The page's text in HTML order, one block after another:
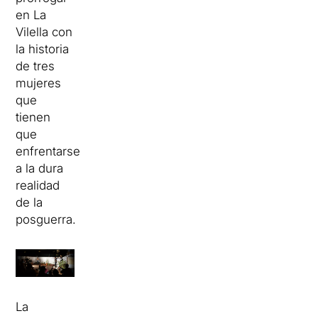
en La
Vilella con
la historia
de tres
mujeres
que
tienen
que
enfrentarse
a la dura
realidad
de la
posguerra.
La